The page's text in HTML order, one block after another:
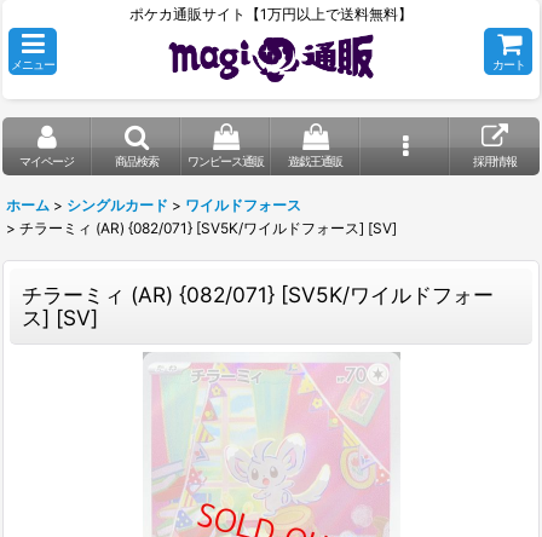
ポケカ通販サイト【1万円以上で送料無料】
メニュー カート
マイページ 商品検索 ワンピース通販 遊戯王通販 採用情報
ホーム > シングルカード > ワイルドフォース
> チラーミィ (AR) {082/071} [SV5K/ワイルドフォース] [SV]
チラーミィ (AR) {082/071} [SV5K/ワイルドフォー
ス] [SV]